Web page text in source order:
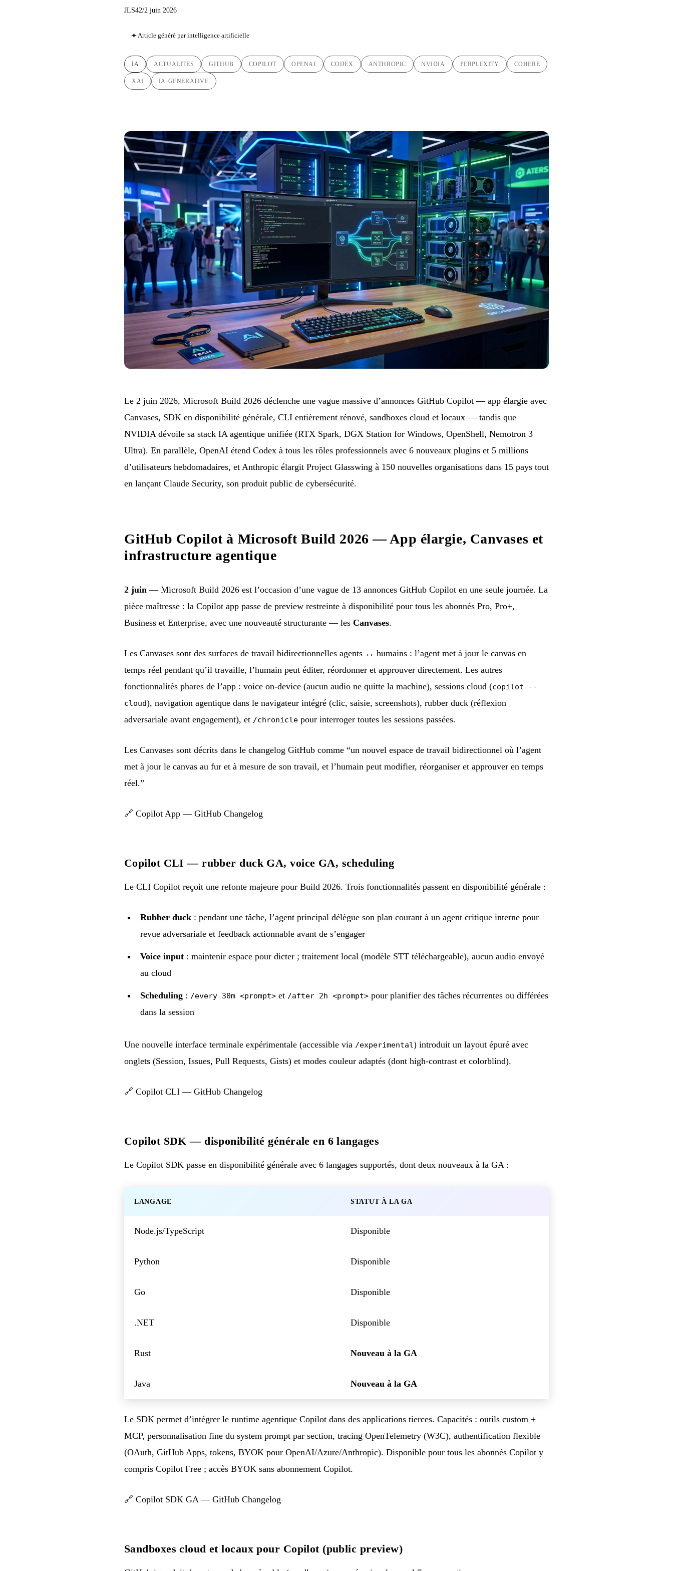
JLS42/2 juin 2026
Article généré par intelligence artificielle
IA ACTUALITES GITHUB COPILOT OPENAI CODEX ANTHROPIC NVIDIA PERPLEXITY COHERE
XAI IA-GENERATIVE
Le 2 juin 2026, Microsoft Build 2026 déclenche une vague massive d’annonces GitHub Copilot — app élargie avec
Canvases, SDK en disponibilité générale, CLI entièrement rénové, sandboxes cloud et locaux — tandis que
NVIDIA dévoile sa stack IA agentique unifiée (RTX Spark, DGX Station for Windows, OpenShell, Nemotron 3
Ultra). En parallèle, OpenAI étend Codex à tous les rôles professionnels avec 6 nouveaux plugins et 5 millions
d’utilisateurs hebdomadaires, et Anthropic élargit Project Glasswing à 150 nouvelles organisations dans 15 pays tout
en lançant Claude Security, son produit public de cybersécurité.
GitHub Copilot à Microsoft Build 2026 — App élargie, Canvases et
infrastructure agentique
2 juin — Microsoft Build 2026 est l’occasion d’une vague de 13 annonces GitHub Copilot en une seule journée. La
pièce maîtresse : la Copilot app passe de preview restreinte à disponibilité pour tous les abonnés Pro, Pro+,
Business et Enterprise, avec une nouveauté structurante — les Canvases.
Les Canvases sont des surfaces de travail bidirectionnelles agents ↔ humains : l’agent met à jour le canvas en
temps réel pendant qu’il travaille, l’humain peut éditer, réordonner et approuver directement. Les autres
fonctionnalités phares de l’app : voice on-device (aucun audio ne quitte la machine), sessions cloud (copilot --
cloud), navigation agentique dans le navigateur intégré (clic, saisie, screenshots), rubber duck (réflexion
adversariale avant engagement), et /chronicle pour interroger toutes les sessions passées.
Les Canvases sont décrits dans le changelog GitHub comme “un nouvel espace de travail bidirectionnel où l’agent
met à jour le canvas au fur et à mesure de son travail, et l’humain peut modifier, réorganiser et approuver en temps
réel.”
🔗 Copilot App — GitHub Changelog
Copilot CLI — rubber duck GA, voice GA, scheduling
Le CLI Copilot reçoit une refonte majeure pour Build 2026. Trois fonctionnalités passent en disponibilité générale :
Rubber duck : pendant une tâche, l’agent principal délègue son plan courant à un agent critique interne pour
revue adversariale et feedback actionnable avant de s’engager
Voice input : maintenir espace pour dicter ; traitement local (modèle STT téléchargeable), aucun audio envoyé
au cloud
Scheduling : /every 30m <prompt> et /after 2h <prompt> pour planifier des tâches récurrentes ou différées
dans la session
Une nouvelle interface terminale expérimentale (accessible via /experimental) introduit un layout épuré avec
onglets (Session, Issues, Pull Requests, Gists) et modes couleur adaptés (dont high-contrast et colorblind).
🔗 Copilot CLI — GitHub Changelog
Copilot SDK — disponibilité générale en 6 langages
Le Copilot SDK passe en disponibilité générale avec 6 langages supportés, dont deux nouveaux à la GA :
LANGAGE STATUT À LA GA
Node.js/TypeScript Disponible
Python Disponible
Go Disponible
.NET Disponible
Rust Nouveau à la GA
Java Nouveau à la GA
Le SDK permet d’intégrer le runtime agentique Copilot dans des applications tierces. Capacités : outils custom +
MCP, personnalisation fine du system prompt par section, tracing OpenTelemetry (W3C), authentification flexible
(OAuth, GitHub Apps, tokens, BYOK pour OpenAI/Azure/Anthropic). Disponible pour tous les abonnés Copilot y
compris Copilot Free ; accès BYOK sans abonnement Copilot.
🔗 Copilot SDK GA — GitHub Changelog
Sandboxes cloud et locaux pour Copilot (public preview)